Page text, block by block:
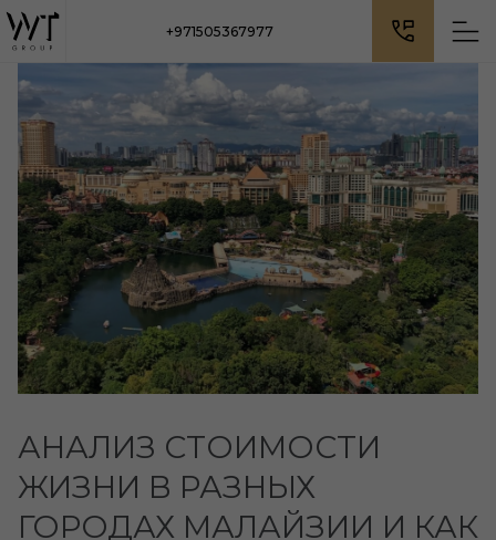
+971505367977
АНАЛИЗ СТОИМОСТИ
ЖИЗНИ В РАЗНЫХ
ГОРОДАХ МАЛАЙЗИИ И КАК